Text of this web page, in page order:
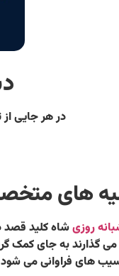
در هر جایی
های
روزیشاه کلید قصد
گذارند به جای کمک
های فراوانی می